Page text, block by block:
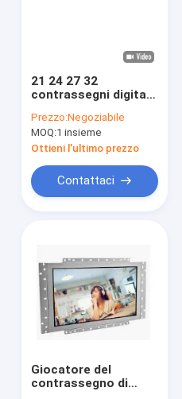
21 24 27 32
contrassegni digitali
muro del video
dell'attrezzatura di
Android 11 del
lettore multimediale
dell'esposizione
touch screen
cristalli liquidi
Prezzo:Negoziabile
MOQ:1 insieme
Ottieni l'ultimo prezzo
Contattaci
Giocatore del
contrassegno di